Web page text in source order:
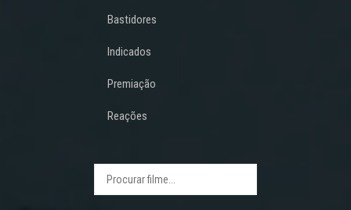
Bastidores
Indicados
Premiação
Reações